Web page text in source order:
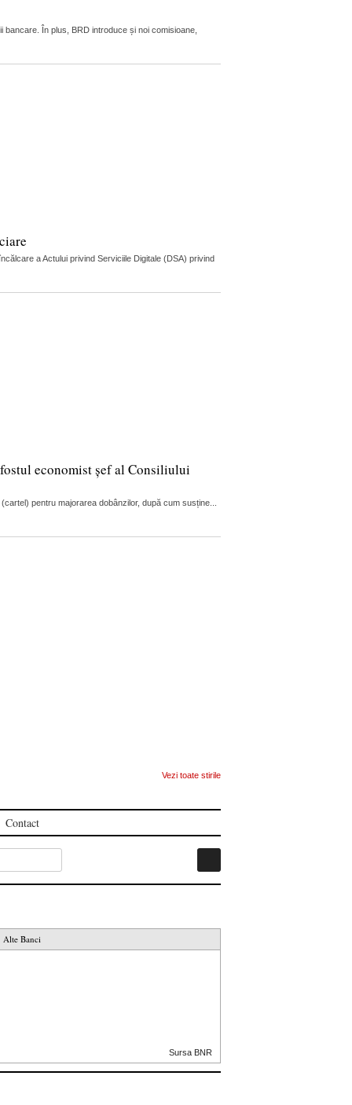
În plus, BRD introduce și noi comisioane,
a Actului privind Serviciile Digitale (DSA) privind
economist șef al Consiliului
pentru majorarea dobânzilor, după cum susține...
Vezi toate stirile
Contact
Alte Banci
Sursa BNR